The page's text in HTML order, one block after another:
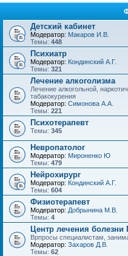
Детский кабинет
Модератор: Макаров И.В.
Темы: 448
Психиатр
Модератор: Кондинский А.Г.
Темы: 321
Лечение алкоголизма
Лечение алкогольной,
табакокурения
Модератор: Симонова А.А.
Темы: 221
Психотерапевт
Темы: 345
Невропатолог
Модератор: Мироненко Ю
Темы: 479
Нейрохирург
Модератор: Кондинский А.Г.
Темы: 604
Физиотерапевт
Модератор: Добрынина М.В.
Темы: 4
Центр лечения болезни
Врпросы специалистам,
Модератор: Захаров Д.В.
Темы: 62